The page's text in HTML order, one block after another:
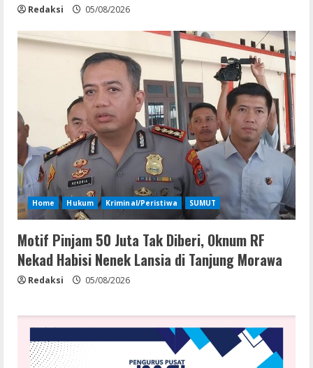
Redaksi 05/08/2026
Home Hukum Kriminal/Peristiwa SUMUT
Motif Pinjam 50 Juta Tak Diberi, Oknum RF
Nekad Habisi Nenek Lansia di Tanjung Morawa
Redaksi 05/08/2026